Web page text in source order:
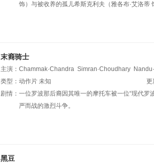
饰）与被收养的孤儿希斯克利夫（雅各布·艾洛蒂
末裔骑士
主演： Chammak·Chandra Simran·Choudhary
类型： 动作片 未知
更
剧情： 一位罗波那后裔因其唯一的摩托车被一位“现代
严而战的激烈斗争。
黑豆